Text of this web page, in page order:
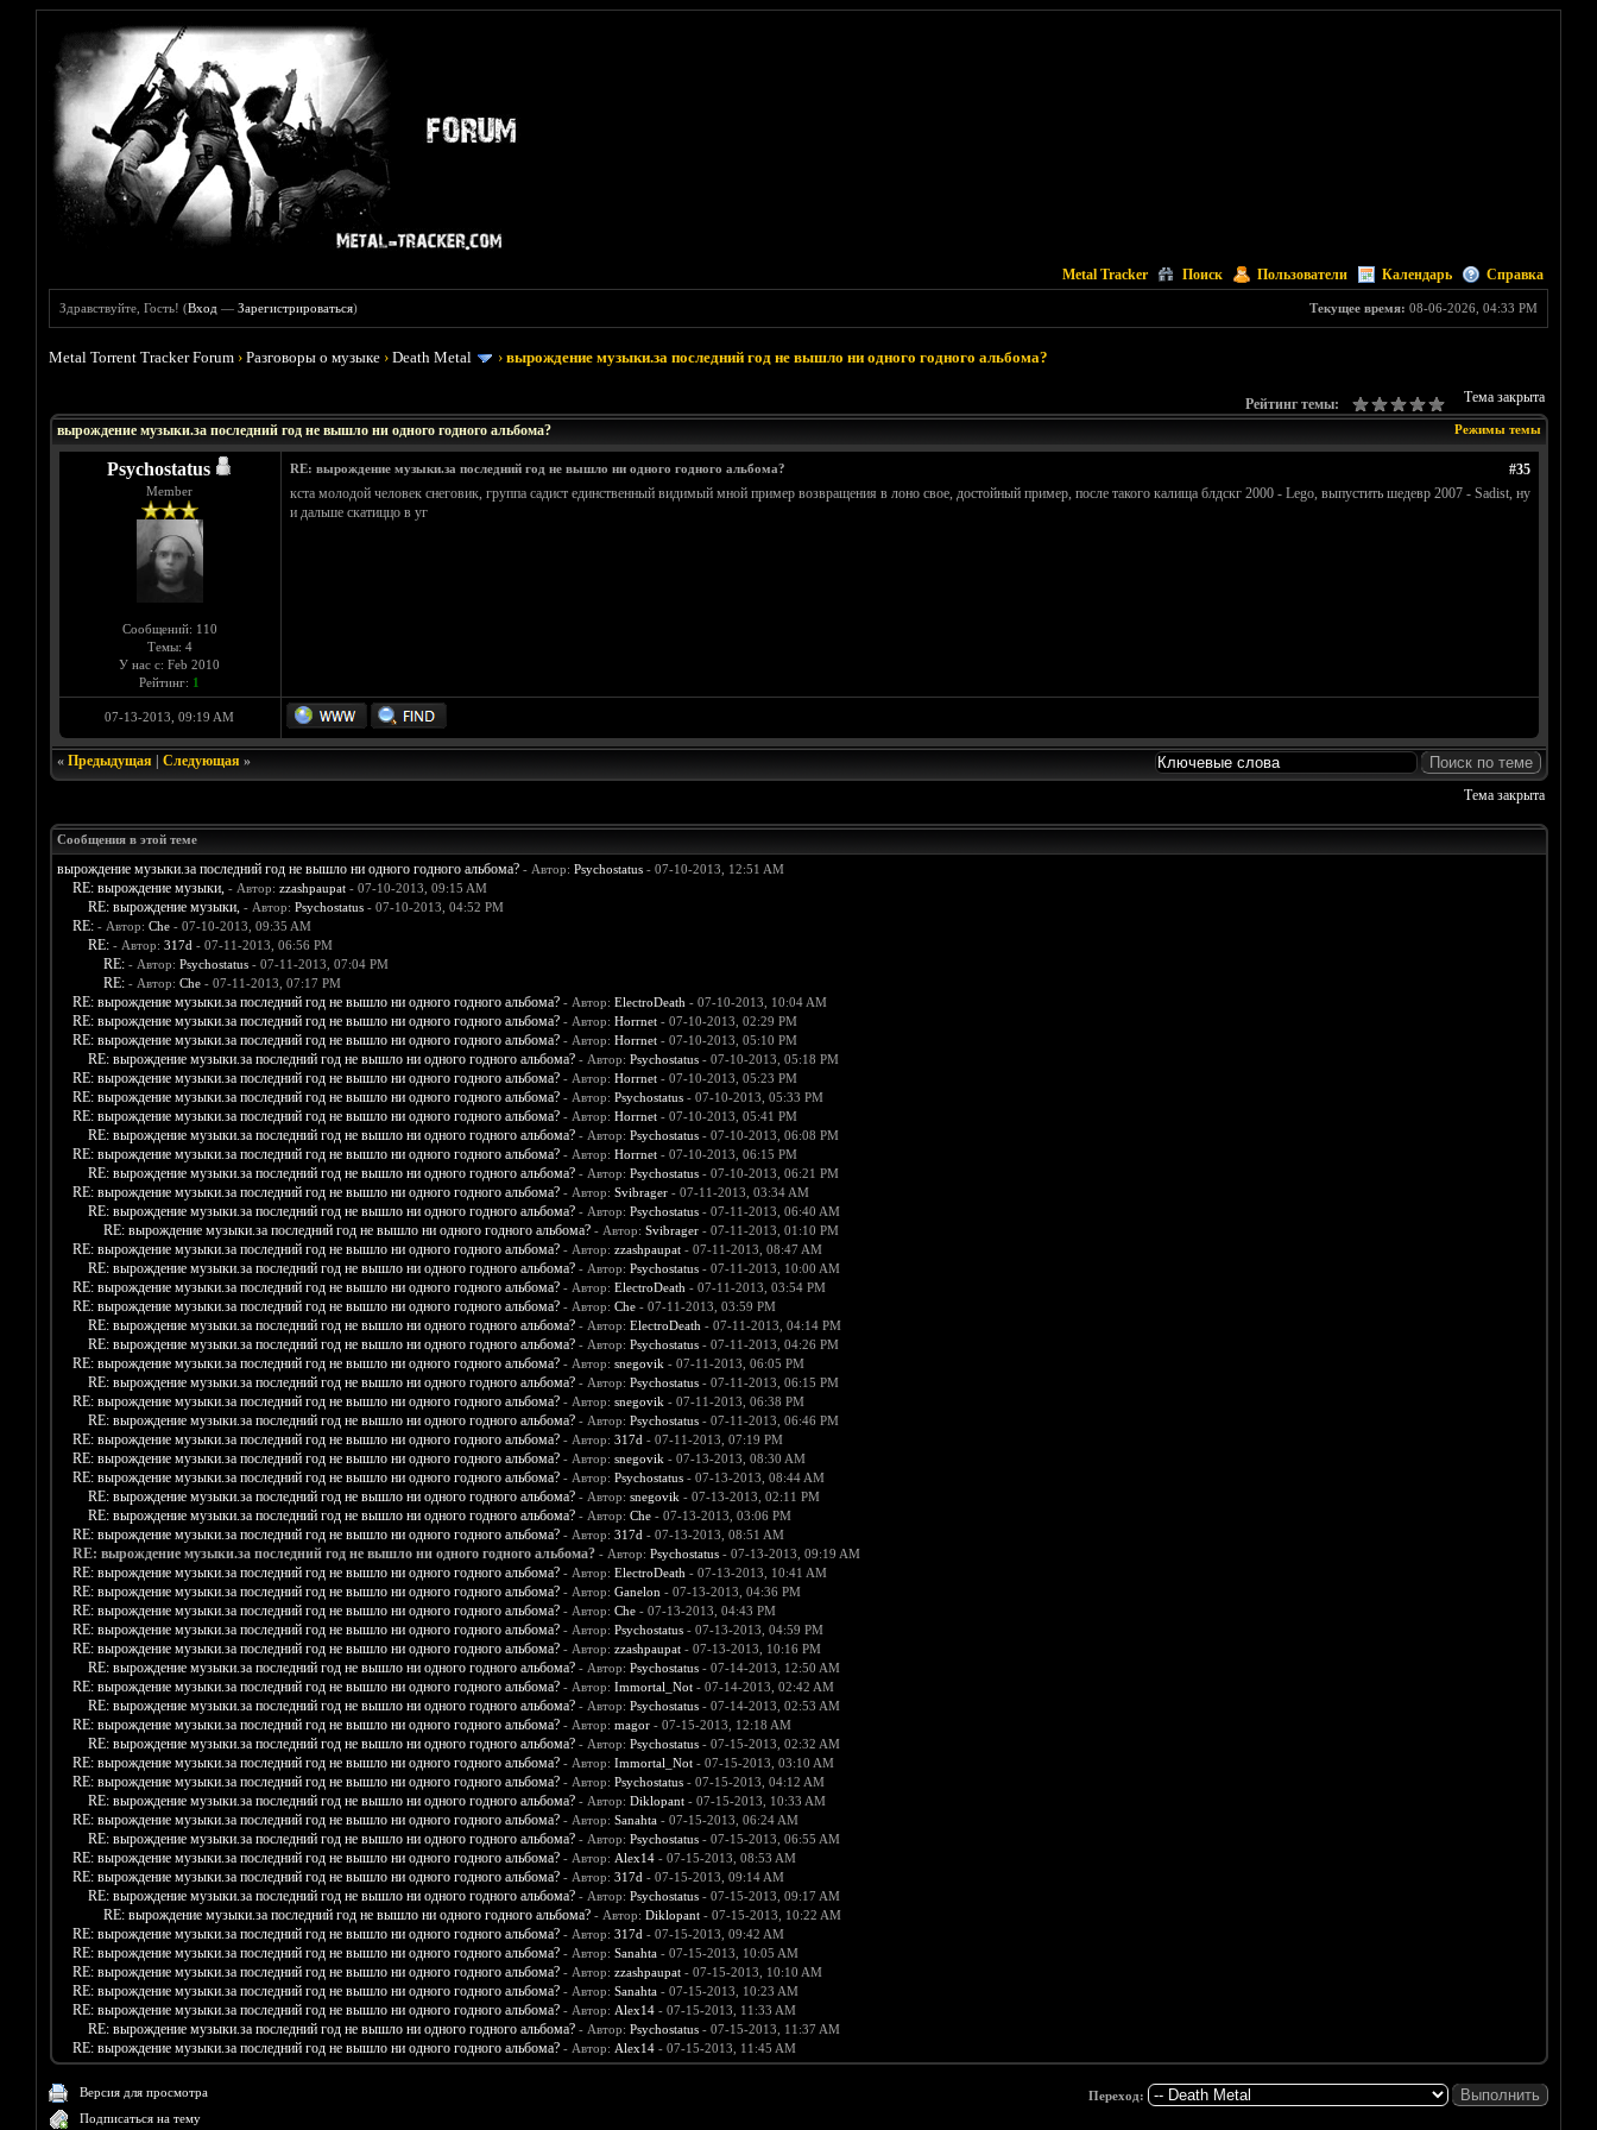
Metal Tracker Поиск Пользователи Календарь Справка
Текущее время: 08-06-2026, 04:33 PM
Здравствуйте, Гость! (Вход —Зарегистрироваться)
Metal Torrent Tracker Forum ›Разговоры о музыке ›Death Metal ›вырождение музыки.за последний год не вышло ни одного годного альбома?
Тема закрыта
Рейтинг темы:
Режимы темы
вырождение музыки.за последний год не вышло ни одного годного альбома?
Psychostatus
Member
Сообщений: 110
Темы: 4
У нас с: Feb 2010
Рейтинг: 1
#35
RE: вырождение музыки.за последний год не вышло ни одного годного альбома?
кста молодой человек снеговик, группа садист единственный видимый мной пример возвращения в лоно свое, достойный пример, после такого калища блдскг 2000 - Lego, выпустить шедевр 2007 - Sadist, ну
и дальше скатиццо в уг
07-13-2013, 09:19 AM
« Предыдущая| Следующая»
Тема закрыта
Сообщения в этой теме
вырождение музыки.за последний год не вышло ни одного годного альбома? - Автор: Psychostatus- 07-10-2013, 12:51 AM
RE: вырождение музыки, - Автор: zzashpaupat- 07-10-2013, 09:15 AM
RE: вырождение музыки, - Автор: Psychostatus- 07-10-2013, 04:52 PM
RE: - Автор: Che- 07-10-2013, 09:35 AM
RE: - Автор: 317d - 07-11-2013, 06:56 PM
RE: - Автор: Psychostatus- 07-11-2013, 07:04 PM
RE: - Автор: Che- 07-11-2013, 07:17 PM
RE: вырождение музыки.за последний год не вышло ни одного годного альбома? - Автор: ElectroDeath - 07-10-2013, 10:04 AM
RE: вырождение музыки.за последний год не вышло ни одного годного альбома? - Автор: Horrnet- 07-10-2013, 02:29 PM
RE: вырождение музыки.за последний год не вышло ни одного годного альбома? - Автор: Horrnet- 07-10-2013, 05:10 PM
RE: вырождение музыки.за последний год не вышло ни одного годного альбома? - Автор: Psychostatus- 07-10-2013, 05:18 PM
RE: вырождение музыки.за последний год не вышло ни одного годного альбома? - Автор: Horrnet- 07-10-2013, 05:23 PM
RE: вырождение музыки.за последний год не вышло ни одного годного альбома? - Автор: Psychostatus- 07-10-2013, 05:33 PM
RE: вырождение музыки.за последний год не вышло ни одного годного альбома? - Автор: Horrnet- 07-10-2013, 05:41 PM
RE: вырождение музыки.за последний год не вышло ни одного годного альбома? - Автор: Psychostatus- 07-10-2013, 06:08 PM
RE: вырождение музыки.за последний год не вышло ни одного годного альбома? - Автор: Horrnet- 07-10-2013, 06:15 PM
RE: вырождение музыки.за последний год не вышло ни одного годного альбома? - Автор: Psychostatus- 07-10-2013, 06:21 PM
RE: вырождение музыки.за последний год не вышло ни одного годного альбома? - Автор: Svibrager- 07-11-2013, 03:34 AM
RE: вырождение музыки.за последний год не вышло ни одного годного альбома? - Автор: Psychostatus- 07-11-2013, 06:40 AM
RE: вырождение музыки.за последний год не вышло ни одного годного альбома? - Автор: Svibrager- 07-11-2013, 01:10 PM
RE: вырождение музыки.за последний год не вышло ни одного годного альбома? - Автор: zzashpaupat- 07-11-2013, 08:47 AM
RE: вырождение музыки.за последний год не вышло ни одного годного альбома? - Автор: Psychostatus- 07-11-2013, 10:00 AM
RE: вырождение музыки.за последний год не вышло ни одного годного альбома? - Автор: ElectroDeath - 07-11-2013, 03:54 PM
RE: вырождение музыки.за последний год не вышло ни одного годного альбома? - Автор: Che- 07-11-2013, 03:59 PM
RE: вырождение музыки.за последний год не вышло ни одного годного альбома? - Автор: ElectroDeath - 07-11-2013, 04:14 PM
RE: вырождение музыки.за последний год не вышло ни одного годного альбома? - Автор: Psychostatus- 07-11-2013, 04:26 PM
RE: вырождение музыки.за последний год не вышло ни одного годного альбома? - Автор: snegovik - 07-11-2013, 06:05 PM
RE: вырождение музыки.за последний год не вышло ни одного годного альбома? - Автор: Psychostatus- 07-11-2013, 06:15 PM
RE: вырождение музыки.за последний год не вышло ни одного годного альбома? - Автор: snegovik - 07-11-2013, 06:38 PM
RE: вырождение музыки.за последний год не вышло ни одного годного альбома? - Автор: Psychostatus- 07-11-2013, 06:46 PM
RE: вырождение музыки.за последний год не вышло ни одного годного альбома? - Автор: 317d - 07-11-2013, 07:19 PM
RE: вырождение музыки.за последний год не вышло ни одного годного альбома? - Автор: snegovik - 07-13-2013, 08:30 AM
RE: вырождение музыки.за последний год не вышло ни одного годного альбома? - Автор: Psychostatus- 07-13-2013, 08:44 AM
RE: вырождение музыки.за последний год не вышло ни одного годного альбома? - Автор: snegovik - 07-13-2013, 02:11 PM
RE: вырождение музыки.за последний год не вышло ни одного годного альбома? - Автор: Che- 07-13-2013, 03:06 PM
RE: вырождение музыки.за последний год не вышло ни одного годного альбома? - Автор: 317d - 07-13-2013, 08:51 AM
RE: вырождение музыки.за последний год не вышло ни одного годного альбома? - Автор: Psychostatus- 07-13-2013, 09:19 AM
RE: вырождение музыки.за последний год не вышло ни одного годного альбома? - Автор: ElectroDeath - 07-13-2013, 10:41 AM
RE: вырождение музыки.за последний год не вышло ни одного годного альбома? - Автор: Ganelon - 07-13-2013, 04:36 PM
RE: вырождение музыки.за последний год не вышло ни одного годного альбома? - Автор: Che- 07-13-2013, 04:43 PM
RE: вырождение музыки.за последний год не вышло ни одного годного альбома? - Автор: Psychostatus- 07-13-2013, 04:59 PM
RE: вырождение музыки.за последний год не вышло ни одного годного альбома? - Автор: zzashpaupat- 07-13-2013, 10:16 PM
RE: вырождение музыки.за последний год не вышло ни одного годного альбома? - Автор: Psychostatus- 07-14-2013, 12:50 AM
RE: вырождение музыки.за последний год не вышло ни одного годного альбома? - Автор: Immortal_Not- 07-14-2013, 02:42 AM
RE: вырождение музыки.за последний год не вышло ни одного годного альбома? - Автор: Psychostatus- 07-14-2013, 02:53 AM
RE: вырождение музыки.за последний год не вышло ни одного годного альбома? - Автор: magor- 07-15-2013, 12:18 AM
RE: вырождение музыки.за последний год не вышло ни одного годного альбома? - Автор: Psychostatus- 07-15-2013, 02:32 AM
RE: вырождение музыки.за последний год не вышло ни одного годного альбома? - Автор: Immortal_Not- 07-15-2013, 03:10 AM
RE: вырождение музыки.за последний год не вышло ни одного годного альбома? - Автор: Psychostatus- 07-15-2013, 04:12 AM
RE: вырождение музыки.за последний год не вышло ни одного годного альбома? - Автор: Diklopant- 07-15-2013, 10:33 AM
RE: вырождение музыки.за последний год не вышло ни одного годного альбома? - Автор: Sanahta- 07-15-2013, 06:24 AM
RE: вырождение музыки.за последний год не вышло ни одного годного альбома? - Автор: Psychostatus- 07-15-2013, 06:55 AM
RE: вырождение музыки.за последний год не вышло ни одного годного альбома? - Автор: Alex14- 07-15-2013, 08:53 AM
RE: вырождение музыки.за последний год не вышло ни одного годного альбома? - Автор: 317d - 07-15-2013, 09:14 AM
RE: вырождение музыки.за последний год не вышло ни одного годного альбома? - Автор: Psychostatus- 07-15-2013, 09:17 AM
RE: вырождение музыки.за последний год не вышло ни одного годного альбома? - Автор: Diklopant- 07-15-2013, 10:22 AM
RE: вырождение музыки.за последний год не вышло ни одного годного альбома? - Автор: 317d - 07-15-2013, 09:42 AM
RE: вырождение музыки.за последний год не вышло ни одного годного альбома? - Автор: Sanahta- 07-15-2013, 10:05 AM
RE: вырождение музыки.за последний год не вышло ни одного годного альбома? - Автор: zzashpaupat- 07-15-2013, 10:10 AM
RE: вырождение музыки.за последний год не вышло ни одного годного альбома? - Автор: Sanahta- 07-15-2013, 10:23 AM
RE: вырождение музыки.за последний год не вышло ни одного годного альбома? - Автор: Alex14- 07-15-2013, 11:33 AM
RE: вырождение музыки.за последний год не вышло ни одного годного альбома? - Автор: Psychostatus- 07-15-2013, 11:37 AM
RE: вырождение музыки.за последний год не вышло ни одного годного альбома? - Автор: Alex14- 07-15-2013, 11:45 AM
Версия для просмотра
Подписаться на тему
Переход: